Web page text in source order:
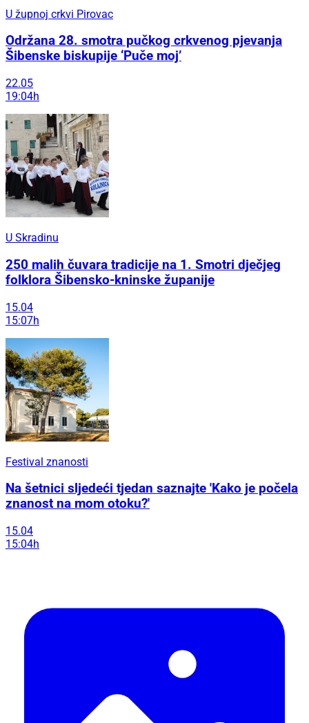
U župnoj crkvi Pirovac
Održana 28. smotra pučkog crkvenog pjevanja
Šibenske biskupije ‘Puče moj’
22.05
19:04h
U Skradinu
250 malih čuvara tradicije na 1. Smotri dječjeg
folklora Šibensko-kninske županije
15.04
15:07h
Festival znanosti
Na šetnici sljedeći tjedan saznajte 'Kako je počela
znanost na mom otoku?'
15.04
15:04h